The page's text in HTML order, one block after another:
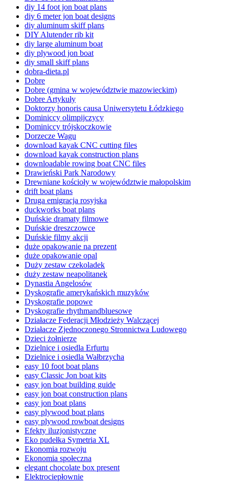
diy 14 foot jon boat plans
diy 6 meter jon boat designs
diy aluminum skiff plans
DIY Alutender rib kit
diy large aluminum boat
diy plywood jon boat
diy small skiff plans
dobra-dieta.pl
Dobre
Dobre (gmina w województwie mazowieckim)
Dobre Artykuły
Doktorzy honoris causa Uniwersytetu Łódzkiego
Dominiccy olimpijczycy
Dominiccy trójskoczkowie
Dorzecze Wagu
download kayak CNC cutting files
download kayak construction plans
downloadable rowing boat CNC files
Drawieński Park Narodowy
Drewniane kościoły w województwie małopolskim
drift boat plans
Druga emigracja rosyjska
duckworks boat plans
Duńskie dramaty filmowe
Duńskie dreszczowce
Duńskie filmy akcji
duże opakowanie na prezent
duże opakowanie opal
Duży zestaw czekoladek
duży zestaw neapolitanek
Dynastia Angelosów
Dyskografie amerykańskich muzyków
Dyskografie popowe
Dyskografie rhythmandbluesowe
Działacze Federacji Młodzieży Walczącej
Działacze Zjednoczonego Stronnictwa Ludowego
Dzieci żołnierze
Dzielnice i osiedla Erfurtu
Dzielnice i osiedla Wałbrzycha
easy 10 foot boat plans
easy Classic Jon boat kits
easy jon boat building guide
easy jon boat construction plans
easy jon boat plans
easy plywood boat plans
easy plywood rowboat designs
Efekty iluzjonistyczne
Eko pudełka Symetria XL
Ekonomia rozwoju
Ekonomia społeczna
elegant chocolate box present
Elektrociepłownie